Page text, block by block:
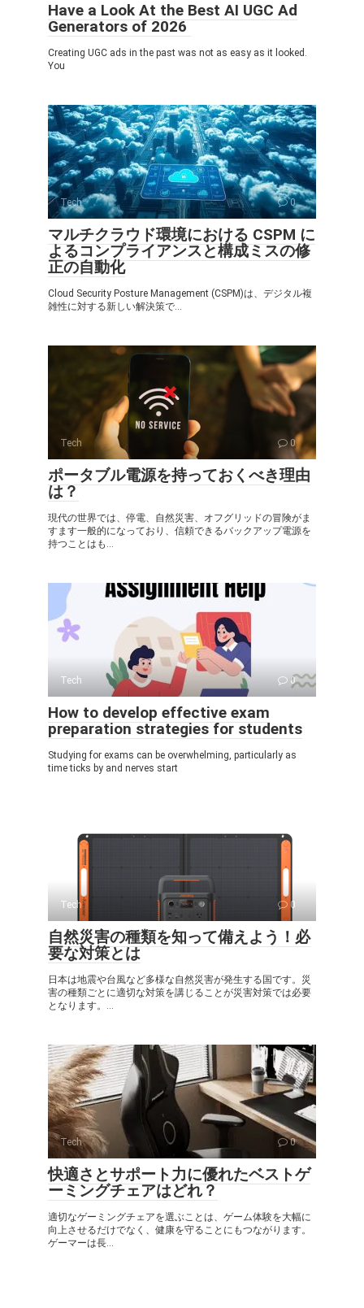
Have a Look At the Best AI UGC Ad
Generators of 2026
Creating UGC ads in the past was not as easy as it looked.
You
Tech 0
マルチクラウド環境における CSPM に
よるコンプライアンスと構成ミスの修
正の自動化
Cloud Security Posture Management (CSPM)は、デジタル複
雑性に対する新しい解決策で...
Tech 0
ポータブル電源を持っておくべき理由
は？
現代の世界では、停電、自然災害、オフグリッドの冒険がま
すます一般的になっており、信頼できるバックアップ電源を
持つことはも...
Tech 0
How to develop effective exam
preparation strategies for students
Studying for exams can be overwhelming, particularly as
time ticks by and nerves start
Tech 0
自然災害の種類を知って備えよう！必
要な対策とは
日本は地震や台風など多様な自然災害が発生する国です。災
害の種類ごとに適切な対策を講じることが災害対策では必要
となります。...
Tech 0
快適さとサポート力に優れたベストゲ
ーミングチェアはどれ？
適切なゲーミングチェアを選ぶことは、ゲーム体験を大幅に
向上させるだけでなく、健康を守ることにもつながります。
ゲーマーは長...